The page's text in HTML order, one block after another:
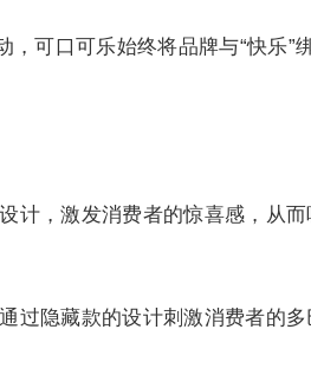
，可口可乐始终将品牌与“快乐”
计，激发消费者的惊喜感，从
过隐藏款的设计刺激消费者的